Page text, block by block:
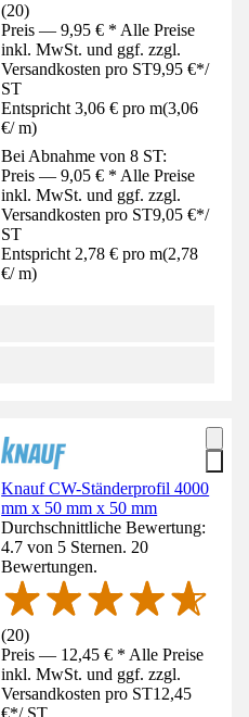
(20)
Preis — 9,95 € * Alle Preise
inkl. MwSt. und ggf. zzgl.
Versandkosten pro ST9,95 €*/
ST
Entspricht 3,06 € pro m(3,06
€/ m)
Bei Abnahme von 8 ST:
Preis — 9,05 € * Alle Preise
inkl. MwSt. und ggf. zzgl.
Versandkosten pro ST9,05 €*/
ST
Entspricht 2,78 € pro m(2,78
€/ m)
Knauf CW-Ständerprofil 4000
mm x 50 mm x 50 mm
Durchschnittliche Bewertung:
4.7 von 5 Sternen. 20
Bewertungen.
(20)
Preis — 12,45 € * Alle Preise
inkl. MwSt. und ggf. zzgl.
Versandkosten pro ST12,45
€*/ ST